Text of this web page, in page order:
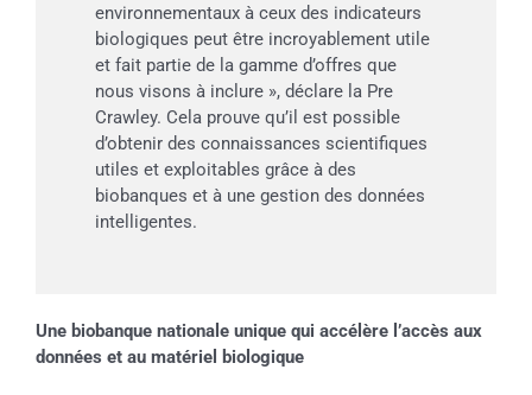
environnementaux à ceux des indicateurs
biologiques peut être incroyablement utile
et fait partie de la gamme d’offres que
nous visons à inclure », déclare la Pre
Crawley. Cela prouve qu’il est possible
d’obtenir des connaissances scientifiques
utiles et exploitables grâce à des
biobanques et à une gestion des données
intelligentes.
Une biobanque nationale unique qui accélère l’accès aux
données et au matériel biologique